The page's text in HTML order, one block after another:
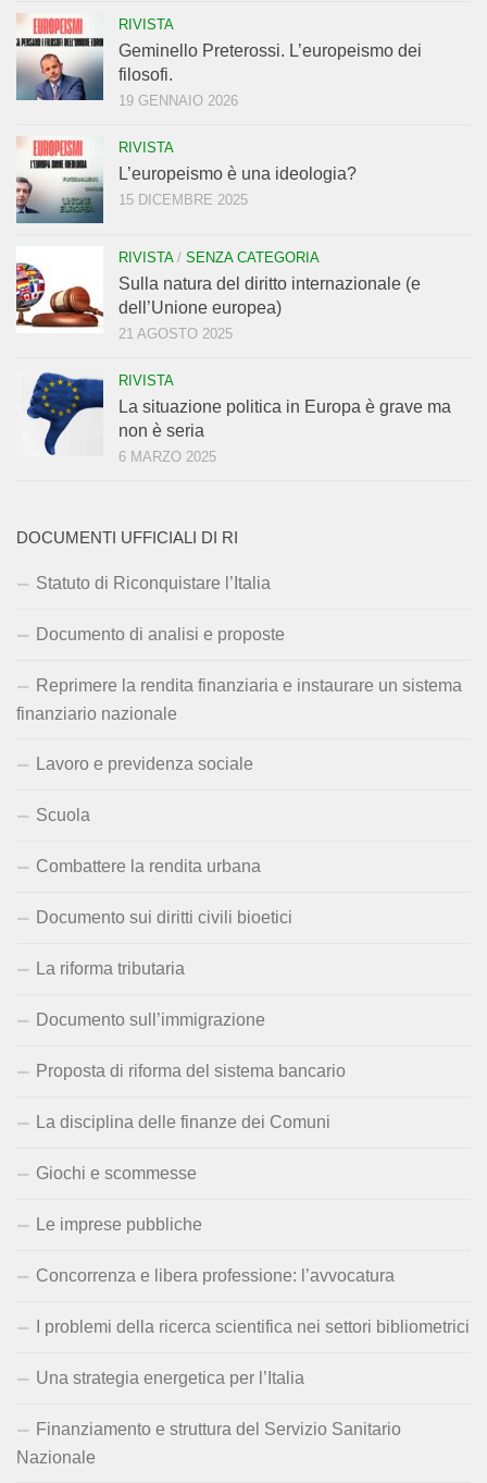
RIVISTA
Geminello Preterossi. L’europeismo dei
filosofi.
19 GENNAIO 2026
RIVISTA
L’europeismo è una ideologia?
15 DICEMBRE 2025
RIVISTA/ SENZA CATEGORIA
Sulla natura del diritto internazionale (e
dell’Unione europea)
21 AGOSTO 2025
RIVISTA
La situazione politica in Europa è grave ma
non è seria
6 MARZO 2025
DOCUMENTI UFFICIALI DI RI
Statuto di Riconquistare l’Italia
Documento di analisi e proposte
Reprimere la rendita finanziaria e instaurare un sistema
finanziario nazionale
Lavoro e previdenza sociale
Scuola
Combattere la rendita urbana
Documento sui diritti civili bioetici
La riforma tributaria
Documento sull’immigrazione
Proposta di riforma del sistema bancario
La disciplina delle finanze dei Comuni
Giochi e scommesse
Le imprese pubbliche
Concorrenza e libera professione: l’avvocatura
I problemi della ricerca scientifica nei settori bibliometrici
Una strategia energetica per l’Italia
Finanziamento e struttura del Servizio Sanitario
Nazionale